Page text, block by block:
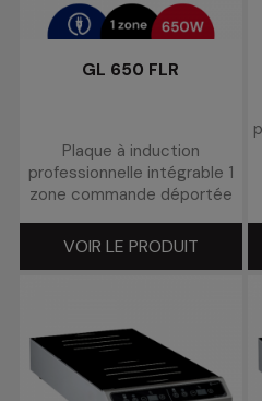
GL 650 FLR
Plaque à induction
professionnelle intégrable 1
zone commande déportée
VOIR LE PRODUIT